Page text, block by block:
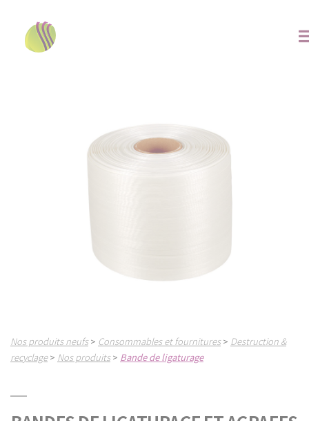
Nos produits neufs> Consommables et fournitures> Destruction &
recyclage> Nos produits> Bande de ligaturage